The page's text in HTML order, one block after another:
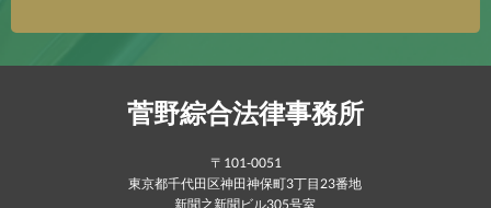
菅野綜合法律事務所
〒101-0051
東京都千代田区神田神保町3丁目23番地
新聞之新聞ビル305号室